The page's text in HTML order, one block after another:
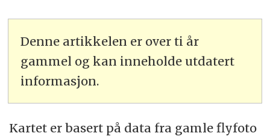
Denne artikkelen er over ti år
gammel og kan inneholde utdatert
informasjon.
Kartet er basert på data fra gamle flyfoto